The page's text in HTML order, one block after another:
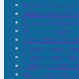
Кучашевская
Сазовская
Старояшевская
Тюльдинская
Чилибеевская